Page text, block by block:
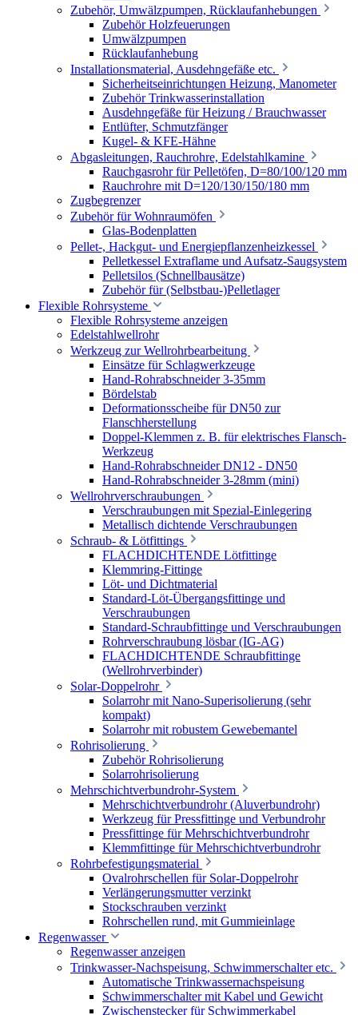
Zubehör, Umwälzpumpen, Rücklaufanhebungen
Zubehör Holzfeuerungen
Umwälzpumpen
Rücklaufanhebung
Installationsmaterial, Ausdehngefäße etc.
Sicherheitseinrichtungen Heizung, Manometer
Zubehör Trinkwasserinstallation
Ausdehngefäße für Heizung / Brauchwasser
Entlüfter, Schmutzfänger
Kugel- & KFE-Hähne
Abgasleitungen, Rauchrohre, Edelstahlkamine
Rauchgasrohr für Pelletöfen, D=80/100/120 mm
Rauchrohre mit D=120/130/150/180 mm
Zugbegrenzer
Zubehör für Wohnraumöfen
Glas-Bodenplatten
Pellet-, Hackgut- und Energiepflanzenheizkessel
Pelletkessel Extraflame und Aufsatz-Saugsystem
Pelletsilos (Schnellbausätze)
Zubehör für (Selbstbau-)Pelletlager
Flexible Rohrsysteme
Flexible Rohrsysteme anzeigen
Edelstahlwellrohr
Werkzeug zur Wellrohrbearbeitung
Einsätze für Schlagwerkzeuge
Hand-Rohrabschneider 3-35mm
Bördelstab
Deformationsscheibe für DN50 zur
Flanschherstellung
Doppel-Klemmen z. B. für elektrisches Flansch-
Werkzeug
Hand-Rohrabschneider DN12 - DN50
Hand-Rohrabschneider 3-28mm (mini)
Wellrohrverschraubungen
Verschraubungen mit Spezial-Einlegering
Metallisch dichtende Verschraubungen
Schraub- & Lötfittings
FLACHDICHTENDE Lötfittinge
Klemmring-Fittinge
Löt- und Dichtmaterial
Standard-Löt-Übergangsfittinge und
Verschraubungen
Standard-Schraubfittinge und Verschraubungen
Rohrverschraubung lösbar (IG-AG)
FLACHDICHTENDE Schraubfittinge
(Wellrohrverbinder)
Solar-Doppelrohr
Solarrohr mit Nano-Superisolierung (sehr
kompakt)
Solarrohr mit robustem Gewebemantel
Rohrisolierung
Zubehör Rohrisolierung
Solarrohrisolierung
Mehrschichtverbundrohr-System
Mehrschichtverbundrohr (Aluverbundrohr)
Werkzeug für Pressfittinge und Verbundrohr
Pressfittinge für Mehrschichtverbundrohr
Klemmfittinge für Mehrschichtverbundrohr
Rohrbefestigungsmaterial
Ovalrohrschellen für Solar-Doppelrohr
Verlängerungsmutter verzinkt
Stockschrauben verzinkt
Rohrschellen rund, mit Gummieinlage
Regenwasser
Regenwasser anzeigen
Trinkwasser-Nachspeisung, Schwimmerschalter etc.
Automatische Trinkwassernachspeisung
Schwimmerschalter mit Kabel und Gewicht
Zwischenstecker für Schwimmerkabel